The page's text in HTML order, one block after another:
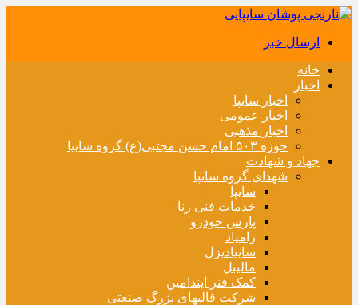
ارسال خبر
خانه
اخبار
اخبار سایپا
اخبار عمومی
اخبار مذهبی
حوزه ۵۰۳ امام حسن مجتبی(ع) گروه سایپا
جهاد و شهادت
شهدای گروه سایپا
سایپا
خدمات فنی رنا
پارس خودرو
زامیاد
سایپادیزل
مالیبل
کمک فنر ایندامین
شرکت قالبهای بزرگ صنعتی